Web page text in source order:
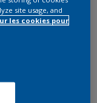
site usage, and
les cookies pour